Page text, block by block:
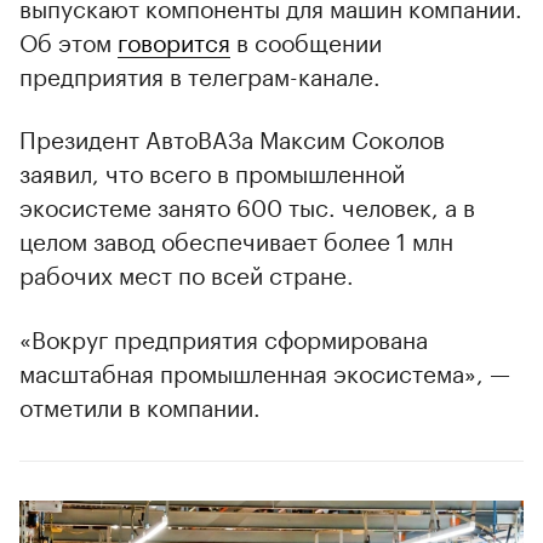
Об этом говорится в сообщении
предприятия в телеграм-канале.
Президент АвтоВАЗа Максим Соколов
заявил, что всего в промышленной
экосистеме занято 600 тыс. человек, а в
целом завод обеспечивает более 1 млн
рабочих мест по всей стране.
«Вокруг предприятия сформирована
масштабная промышленная экосистема», —
отметили в компании.